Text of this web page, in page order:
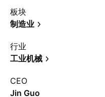
板块
制造业
行业
工业机械
CEO
Jin Guo